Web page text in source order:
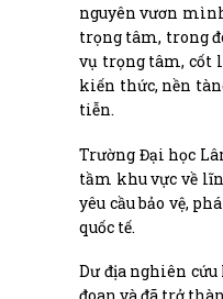
nguyên vươn
trọng tâm, trong
vụ trọng tâm, cốt
kiến thức, nền
tiễn.
Trường Đại học
tầm khu vực về
yêu cầu bảo vệ,
quốc tế.
Dư địa nghiên